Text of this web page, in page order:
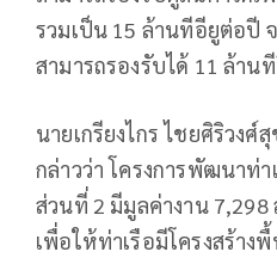
รวมเป็น 15 ล้านทีอียูต่อปี
สามารถรองรับได้ 11 ล้าน
นายเกรียงไกร ไชยศิริวงศ์
กล่าวว่า โครงการพัฒนาท่
ส่วนที่ 2 มีมูลค่างาน
เพื่อให้ท่าเรือมีโครงสร้าง